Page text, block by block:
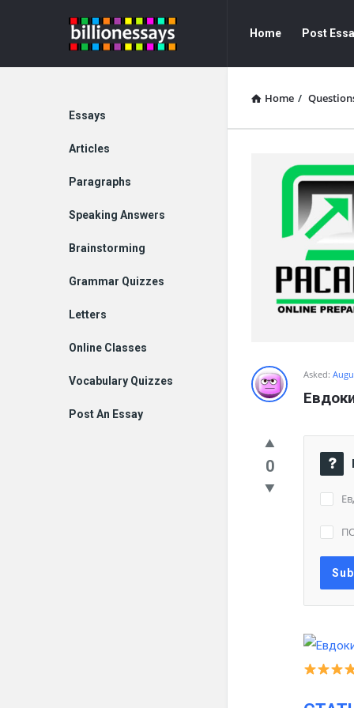
Billion
Essays
Essays
Navigation
Home Post
Home /
Asked:
0
Explore
Essays
Articles
Paragraphs
Speaking Answers
Brainstorming
Grammar Quizzes
Letters
Online Classes
Vocabulary Quizzes
Post An Essay